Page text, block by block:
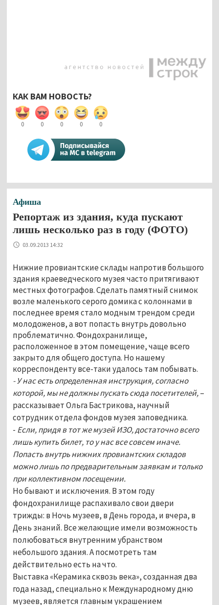
КАК ВАМ НОВОСТЬ?
0 0 0 0 0
Афиша
Репортаж из здания, куда пускают
лишь несколько раз в году (ФОТО)
03.09.2013 14:32
Нижние провиантские склады напротив большого
здания краеведческого музея часто притягивают
местных фотографов. Сделать памятный снимок
возле маленького серого домика с колоннами в
последнее время стало модным трендом среди
молодоженов, а вот попасть внутрь довольно
проблематично. Фондохранилище,
расположенное в этом помещение, чаще всего
закрыто для общего доступа. Но нашему
корреспонденту все-таки удалось там побывать.
- У нас есть определенная инструкция, согласно
которой, мы не должны пускать сюда посетителей,–
рассказывает Ольга Бастрикова, научный
сотрудник отдела фондов музея заповедника.
- Если, придя в тот же музей ИЗО, достаточно всего
лишь купить билет, то у нас все совсем иначе.
Попасть внутрь нижних провиантских складов
можно лишь по предварительным заявкам и только
при коллективном посещении.
Но бывают и исключения. В этом году
фондохранилище распахивало свои двери
трижды: в Ночь музеев, в День города, и вчера, в
День знаний. Все желающие имели возможность
полюбоваться внутренним убранством
небольшого здания. А посмотреть там
действительно есть на что.
Выставка «Керамика сквозь века», созданная два
года назад, специально к Международному дню
музеев, является главным украшением